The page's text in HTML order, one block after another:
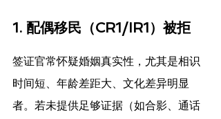
1. 配偶移民（CR1/IR1）被拒
签证官常怀疑婚姻真实性，尤其是相识
时间短、年龄差距大、文化差异明显
者。若未提供足够证据（如合影、通话